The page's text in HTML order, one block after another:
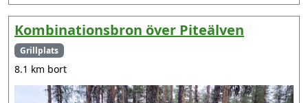
Kombinationsbron över Piteälven
Grillplats
8.1 km bort